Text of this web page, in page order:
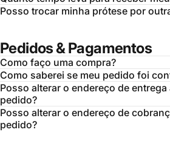
Posso trocar minha prótese por
Pedidos & Pagamentos
Como faço uma compra?
Como saberei se meu pedido foi
Posso alterar o endereço de
pedido?
Posso alterar o endereço de
pedido?